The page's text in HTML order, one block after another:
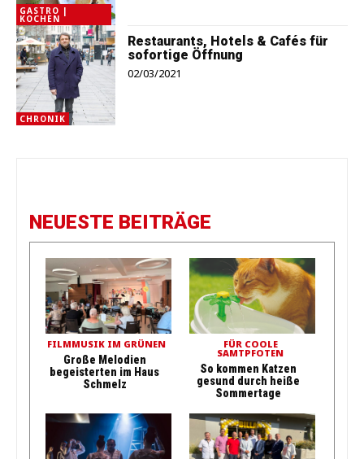
GASTRO |
KOCHEN
CHRONIK
Restaurants, Hotels & Cafés für
sofortige Öffnung
02/03/2021
NEUESTE BEITRÄGE
FILMMUSIK IM GRÜNEN
Große Melodien
begeisterten im Haus
Schmelz
FÜR COOLE
SAMTPFOTEN
So kommen Katzen
gesund durch heiße
Sommertage